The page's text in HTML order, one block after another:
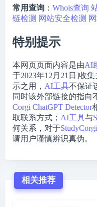
常用查询 ： Whois查询
链检测 网站安全检测
特别提示
本网页页面内容是由AI
于2023年12月21日]收
示之用， AI工具不保证
同时该外部链接的指向
Corgi ChatGPT Detector
取联系方式； AI工具与
何关系，对于
请用户谨慎辨识真伪。
相关推荐